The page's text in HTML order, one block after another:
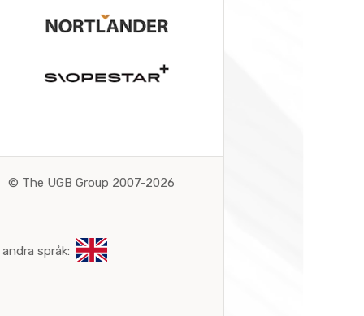
© The UGB Group 2007-2026
språk: